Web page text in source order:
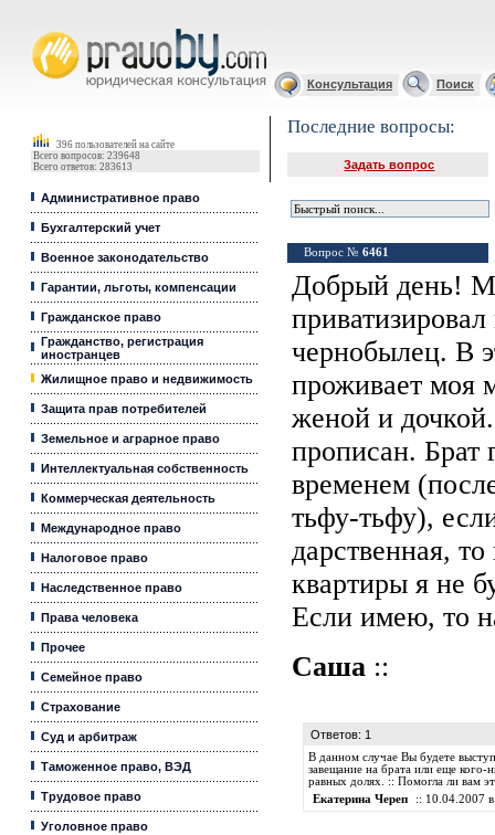
Консультация Поиск
396 пользователей на сайте
Всего вопросов: 239648
Всего ответов: 283613
Административное право
Бухгалтерский учет
Военное законодательство
Гарантии, льготы, компенсации
Гражданское право
Гражданство, регистрация
иностранцев
Жилищное право и недвижимость
Защита прав потребителей
Земельное и аграрное право
Интеллектуальная собственность
Коммерческая деятельность
Международное право
Налоговое право
Наследственное право
Права человека
Прочее
Семейное право
Страхование
Суд и арбитраж
Таможенное право, ВЭД
Трудовое право
Уголовное право
Последние вопросы:
Задать вопрос
Вопрос № 6461
Добрый день!
чернобылец. В
проживает моя
женой и
прописан. Брат
временем
тьфу-тьфу),
дарственная,
квартиры я не
Если имею, то
Саша ::
Ответов: 1
В данном случае Вы будете
завещание на брата или еще
равных долях. :: Помогла ли вам
Екатерина Череп
:: 10.04.2007